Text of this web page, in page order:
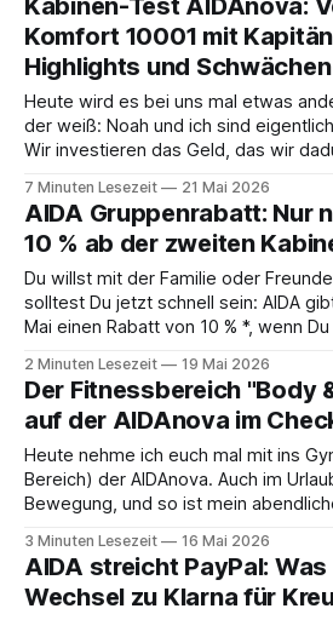
einiger Zeit wurde zudem die
Bordguthaben per
Kabinen-Test AIDAnova:
Komfort 10001 mit
Highlights und Schwächen
Heute wird es bei uns mal etwas
der weiß: Noah und ich sind
Wir investieren das Geld, das wir
Cocktail an der Bar. Auch auf einer
7 Minuten Lesezeit 21 Mai 2026
AIDA Gruppenrabatt: Nur
10 % ab der zweiten
Du willst mit der Familie oder
solltest Du jetzt schnell sein: AIDA
Mai einen Rabatt von 10 % *, wenn
2 Minuten Lesezeit 19 Mai 2026
Der Fitnessbereich "Body
auf der AIDAnova im
Heute nehme ich euch mal mit ins
Bereich) der AIDAnova. Auch im
Bewegung, und so ist mein
bisschen aufs Laufband und einfach
Eines vorweg: Der Fitnessbereich auf
3 Minuten Lesezeit 16 Mai 2026
AIDA streicht PayPal:
Wechsel zu Klarna für